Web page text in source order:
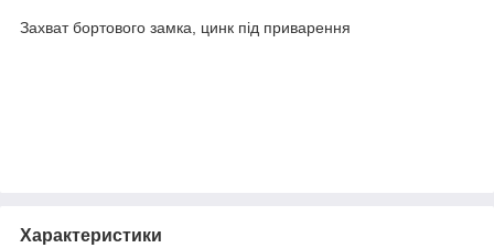
Захват бортового замка, цинк під приварення
Характеристики